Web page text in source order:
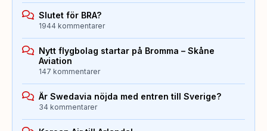
Slutet för BRA?
1944 kommentarer
Nytt flygbolag startar på Bromma – Skåne
Aviation
147 kommentarer
Är Swedavia nöjda med entren till Sverige?
34 kommentarer